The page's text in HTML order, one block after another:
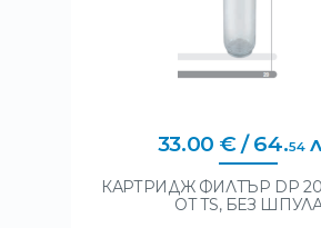
33.00 €/ 64.54
КАРТРИДЖ ФИЛТЪР DP 20
OT TS, БЕЗ